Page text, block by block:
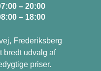
– 20:00
– 18:00
Frederiksberg
bredt udvalg af
priser.